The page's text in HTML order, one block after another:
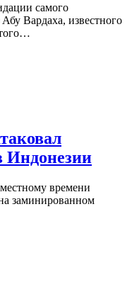
самого
Вардаха, известного
Индонезии
времени
заминированном